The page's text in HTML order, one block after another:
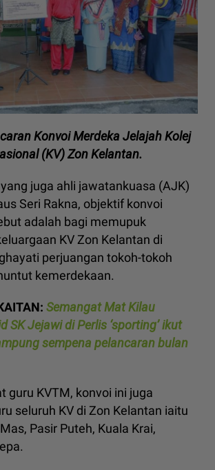
Konvoi Merdeka Jelajah Kolej
(KV) Zon Kelantan.
juga ahli jawatankuasa (AJK)
Seri Rakna, objektif konvoi
adalah bagi memupuk
KV Zon Kelantan di
perjuangan tokoh-tokoh
kemerdekaan.
Semangat Mat Kilau
SK Jejawi di Perlis ‘sporting’ ikut
sempena pelancaran bulan
guru KVTM, konvoi ini juga
seluruh KV di Zon Kelantan iaitu
Pasir Puteh, Kuala Krai,